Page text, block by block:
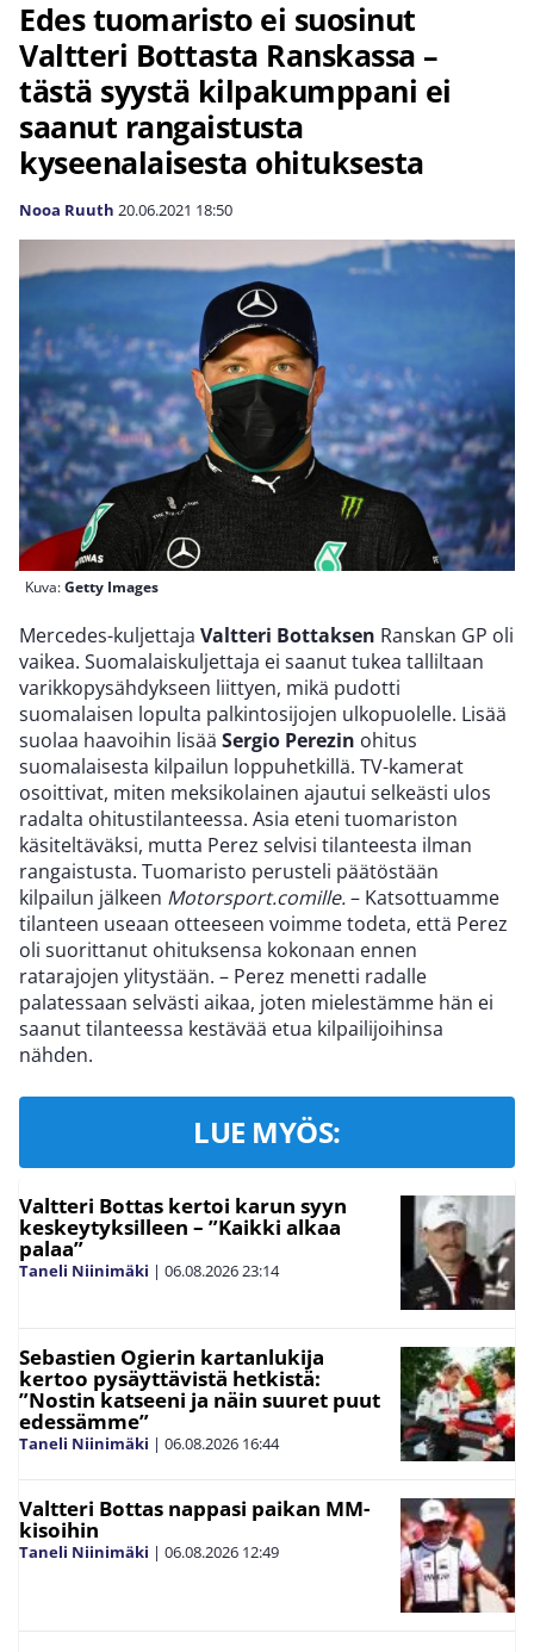
Edes tuomaristo ei suosinut
Valtteri Bottasta Ranskassa –
tästä syystä kilpakumppani ei
saanut rangaistusta
kyseenalaisesta ohituksesta
Nooa Ruuth 20.06.2021 18:50
Kuva:Getty Images
Mercedes-kuljettaja Valtteri Bottaksen Ranskan GP oli
vaikea. Suomalaiskuljettaja ei saanut tukea talliltaan
varikkopysähdykseen liittyen, mikä pudotti
suomalaisen lopulta palkintosijojen ulkopuolelle. Lisää
suolaa haavoihin lisää Sergio Perezin ohitus
suomalaisesta kilpailun loppuhetkillä. TV-kamerat
osoittivat, miten meksikolainen ajautui selkeästi ulos
radalta ohitustilanteessa. Asia eteni tuomariston
käsiteltäväksi, mutta Perez selvisi tilanteesta ilman
rangaistusta. Tuomaristo perusteli päätöstään
kilpailun jälkeen Motorsport.comille.– Katsottuamme
tilanteen useaan otteeseen voimme todeta, että Perez
oli suorittanut ohituksensa kokonaan ennen
ratarajojen ylitystään. – Perez menetti radalle
palatessaan selvästi aikaa, joten mielestämme hän ei
saanut tilanteessa kestävää etua kilpailijoihinsa
nähden.
LUE MYÖS:
Valtteri Bottas kertoi karun syyn
keskeytyksilleen – ”Kaikki alkaa
palaa”
Taneli Niinimäki | 06.08.202623:14
Sebastien Ogierin kartanlukija
kertoo pysäyttävistä hetkistä:
”Nostin katseeni ja näin suuret puut
edessämme”
Taneli Niinimäki | 06.08.2026 16:44
Valtteri Bottas nappasi paikan MM-
kisoihin
Taneli Niinimäki | 06.08.2026 12:49